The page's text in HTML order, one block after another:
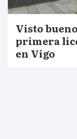
Visto
primera
en Vigo